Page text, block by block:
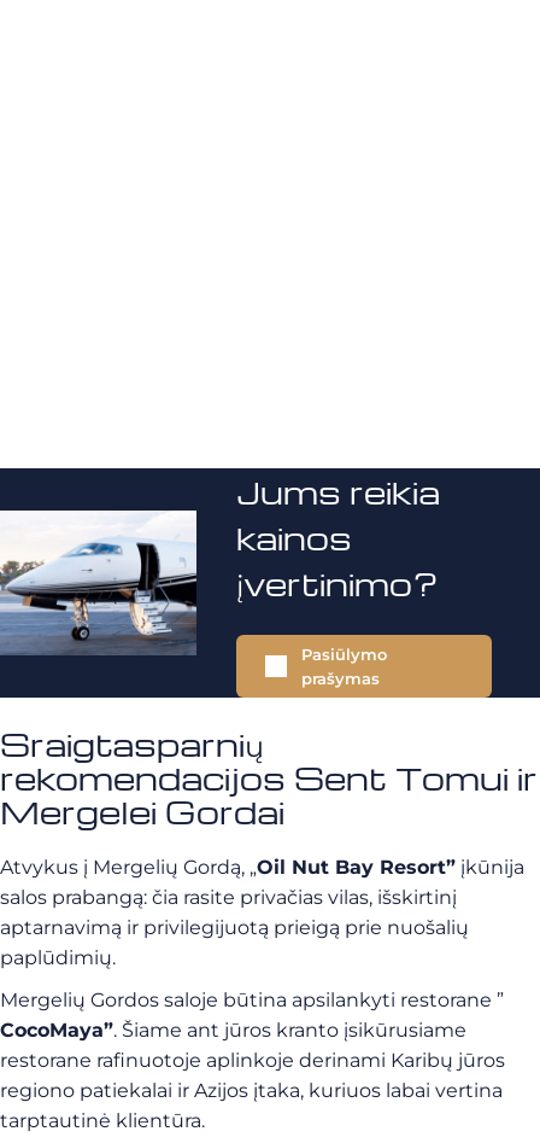
Jums reikia
kainos
įvertinimo?
Pasiūlymo
prašymas
Sraigtasparnių
rekomendacijos Sent Tomui ir
Mergelei Gordai
Atvykus į Mergelių Gordą, „Oil Nut Bay Resort” įkūnija
salos prabangą: čia rasite privačias vilas, išskirtinį
aptarnavimą ir privilegijuotą prieigą prie nuošalių
paplūdimių.
Mergelių Gordos saloje būtina apsilankyti restorane ”
CocoMaya”. Šiame ant jūros kranto įsikūrusiame
restorane rafinuotoje aplinkoje derinami Karibų jūros
regiono patiekalai ir Azijos įtaka, kuriuos labai vertina
tarptautinė klientūra.